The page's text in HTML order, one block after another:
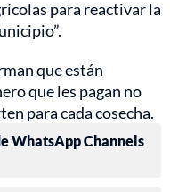
para reactivar la
que están
que les pagan no
para cada cosecha.
WhatsApp Channels